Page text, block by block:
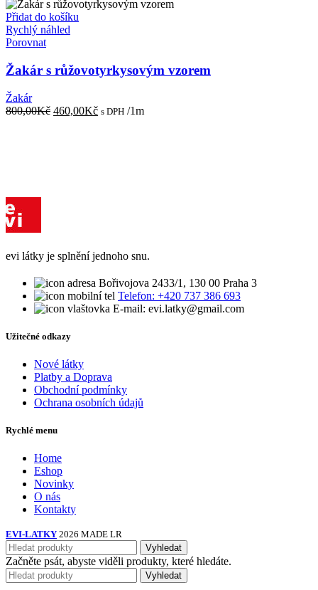
Přidat do košíku
Rychlý náhled
Porovnat
Žakár s růžovotyrkysovým vzorem
Žakár
800,00Kč Původní
460,00KčAktuální
s DPH /1m
evi látky je splnění jednoho snu.
Bořivojova 2433/1, 130 00 Praha 3
Telefon: +420 737 386 693
E-mail: evi.latky@gmail.com
Užitečné odkazy
Nové látky
Platby a Doprava
Obchodní podmínky
Ochrana osobních údajů
Rychlé menu
Home
Eshop
Novinky
O nás
Kontakty
EVI-LATKY 2026 MADE LR
Vyhledat
Začněte psát, abyste viděli produkty, které hledáte.
Vyhledat